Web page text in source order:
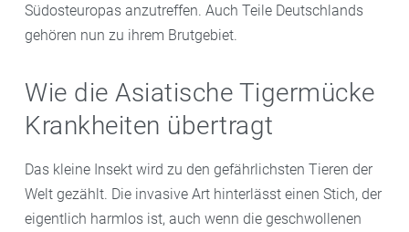
Südosteuropas anzutreffen. Auch Teile Deutschlands
gehören nun zu ihrem Brutgebiet.
Wie die Asiatische Tigermücke
Krankheiten übertragt
Das kleine Insekt wird zu den gefährlichsten Tieren der
Welt gezählt. Die invasive Art hinterlässt einen Stich, der
eigentlich harmlos ist, auch wenn die geschwollenen